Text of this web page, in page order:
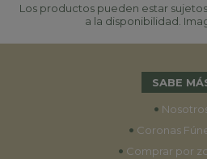
Los productos pueden estar
a la disponibilidad.
SABE
•
• Coronas
• Comprar por